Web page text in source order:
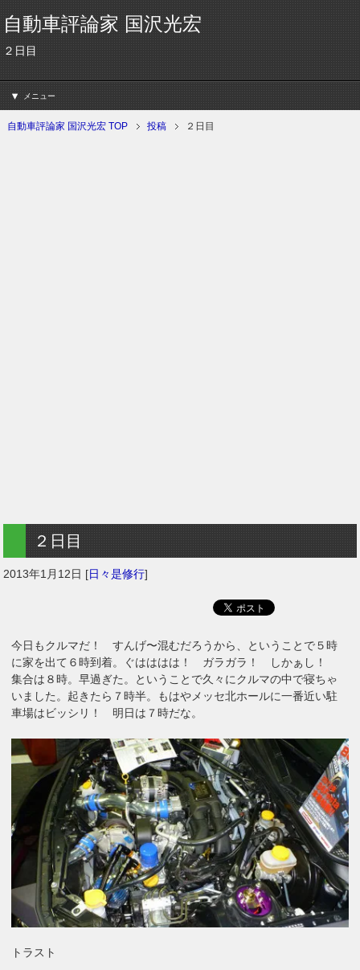
自動車評論家 国沢光宏
２日目
メニュー
自動車評論家 国沢光宏 TOP 投稿 ２日目
２日目
2013年1月12日 [日々是修行]
今日もクルマだ！ すんげ〜混むだろうから、ということで５時
に家を出て６時到着。ぐはははは！ ガラガラ！ しかぁし！
集合は８時。早過ぎた。ということで久々にクルマの中で寝ちゃ
いました。起きたら７時半。もはやメッセ北ホールに一番近い駐
車場はビッシリ！ 明日は７時だな。
トラスト